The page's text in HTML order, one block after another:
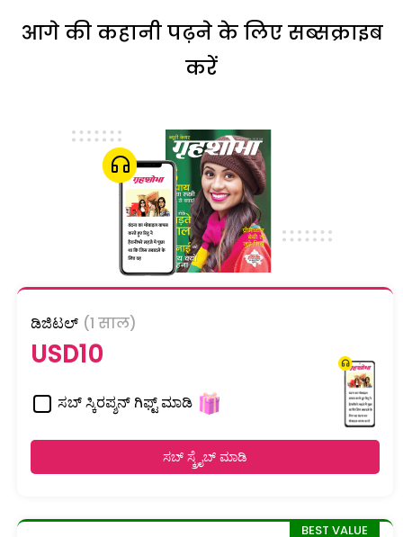
आगे की कहानी पढ़ने के लिए सब्सक्राइब
करें
ಡಿಜಿಟಲ್ (1 साल)
USD10
ಸಬ್ ಸ್ಕಿರಪ್ಶನ್ ಗಿಫ್ಟ್ ಮಾಡಿ
ಸಬ್ ಸ್ಕ್ರೈಬ್ ಮಾಡಿ